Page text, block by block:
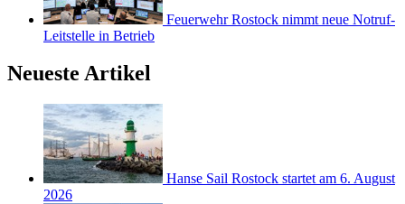
Feuerwehr Rostock nimmt neue Notruf-
Leitstelle in Betrieb
Neueste Artikel
Hanse Sail Rostock startet am 6. August
2026